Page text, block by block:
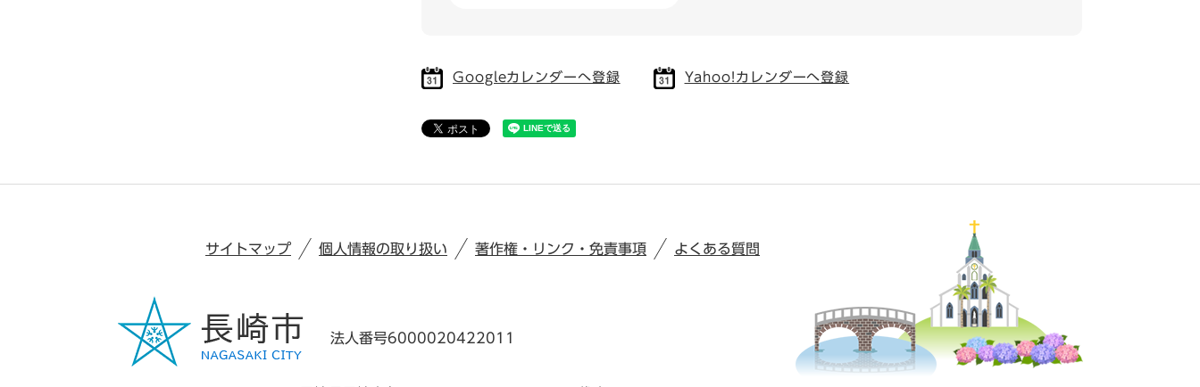
Googleカレンダーへ登録 Yahoo!カレンダーへ登録
サイトマップ 個人情報の取り扱い 著作権・リンク・免責事項 よくある質問
法人番号6000020422011